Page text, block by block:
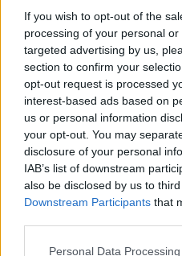
If you wish to opt-out of the
processing of your personal
targeted advertising by us,
section to confirm your
opt-out request is processed
interest-based ads based on
us or personal information
your opt-out. You may
disclosure of your personal
IAB’s list of downstream
also be disclosed by us to
Downstream Participants that
Personal Data
2023-05-30
Contributo a fondo
della decisione SA. 62668 e
SA 101076)
agenzia delle entrate
18.546 euro
2023-04-17
esenzioni fiscali e
seguito della crisi economica
COVID-19 [con mo
agenzia delle entrate
1.800 euro
2023-04-07